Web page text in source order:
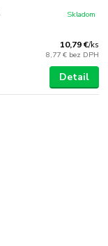
10,79 €/ks
8,77 € bez DPH
Skladom
Detail